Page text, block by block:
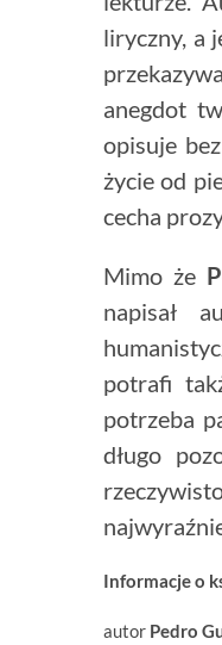
liryczny, a
anegdot
opisuje
życie od
cecha
Mimo że
napisał
potrafi
potrzeba
długo
Informacje o
autor Pedro